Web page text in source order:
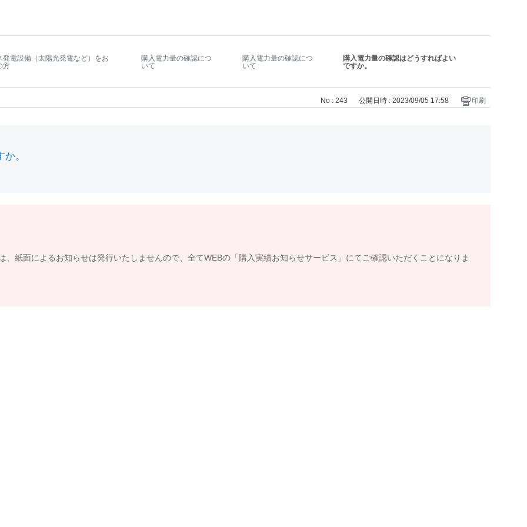
発電設備（太陽光発電など）をお
方
購入電力量の確認につ
いて
購入電力量の確認につ
いて
購入電力量の確認はどうすればよい
ですか。
No : 243 公開日時 : 2023/09/05 17:58 印刷
。
、紙面によるお知らせは発行いたしませんので、全てWEBの「購入実績お知らせサービス」にてご確認いただくことになりま